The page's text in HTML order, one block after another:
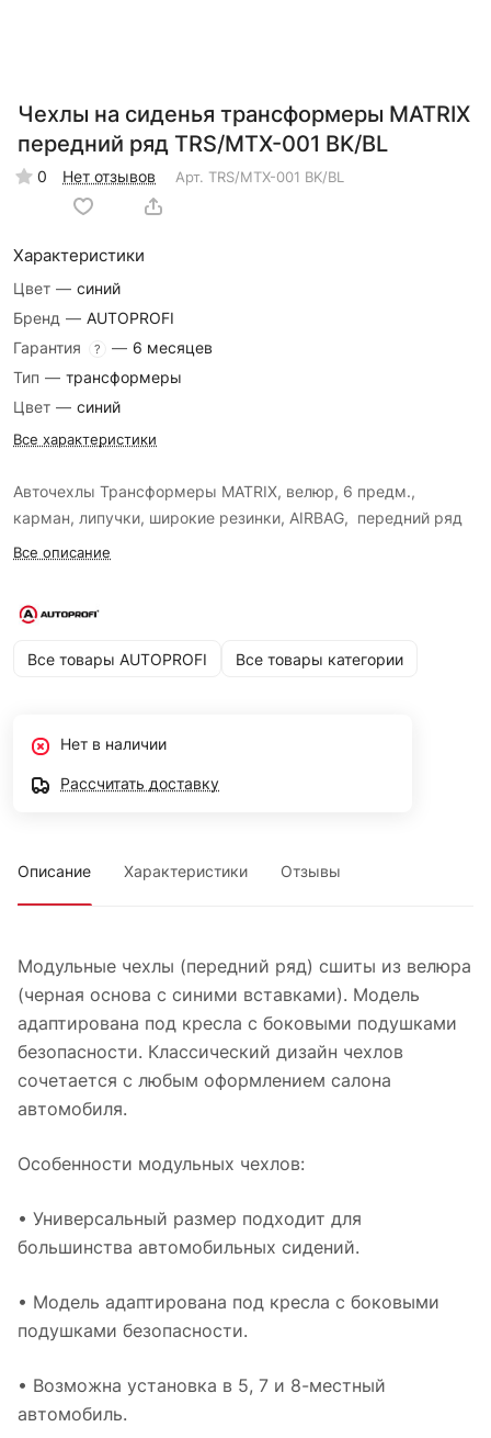
Чехлы на сиденья трансформеры MATRIX
передний ряд TRS/MTX-001 BK/BL
0 Нет отзывов Арт. TRS/MTX-001 BK/BL
Характеристики
Цвет — синий
Бренд — AUTOPROFI
Гарантия
? — 6 месяцев
Тип — трансформеры
Цвет — синий
Все характеристики
Авточехлы Трансформеры MATRIX, велюр, 6 предм.,
карман, липучки, широкие резинки, AIRBAG, передний ряд
Все описание
Все товары AUTOPROFI Все товары категории
Нет в наличии
Рассчитать доставку
Описание Характеристики Отзывы
Модульные чехлы (передний ряд) сшиты из велюра
(черная основа с синими вставками). Модель
адаптирована под кресла с боковыми подушками
безопасности. Классический дизайн чехлов
сочетается с любым оформлением салона
автомобиля.
Особенности модульных чехлов:
• Универсальный размер подходит для
большинства автомобильных сидений.
• Модель адаптирована под кресла с боковыми
подушками безопасности.
• Возможна установка в 5, 7 и 8-местный
автомобиль.